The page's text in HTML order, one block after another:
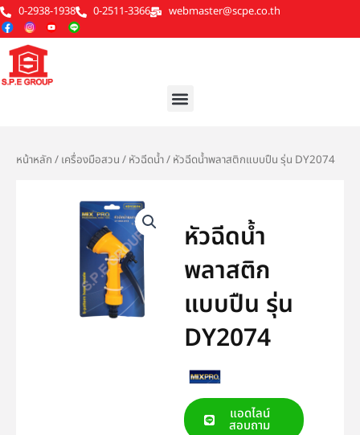
Skip
to
content
0-2938-1938 0-2511-3366 webmaster@scpe.co.th
Menu
หน้าหลัก / เครื่องมือสวน / หัวฉีดน้ำ/ หัวฉีดน้ำพลาสติกแบบปืน รุ่น DY2074
หัวฉีดน้ำ
พลาสติก
แบบปืน รุ่น
DY2074
แอดไลน์
สอบถาม